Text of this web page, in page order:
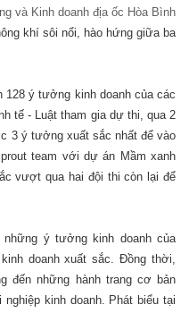
và Kinh doanh địa ốc Hòa Bình
khí sôi nổi, hào hứng giữa ba
128 ý tưởng kinh doanh của các
tế - Luật tham gia dự thi, qua 2
3 ý tưởng xuất sắc nhất để vào
team với dự án Mầm xanh
vượt qua hai đội thi còn lại để
ý tưởng kinh doanh của
doanh xuất sắc. Đồng thời,
đến những hành trang cơ bản
kinh doanh. Phát biểu tại